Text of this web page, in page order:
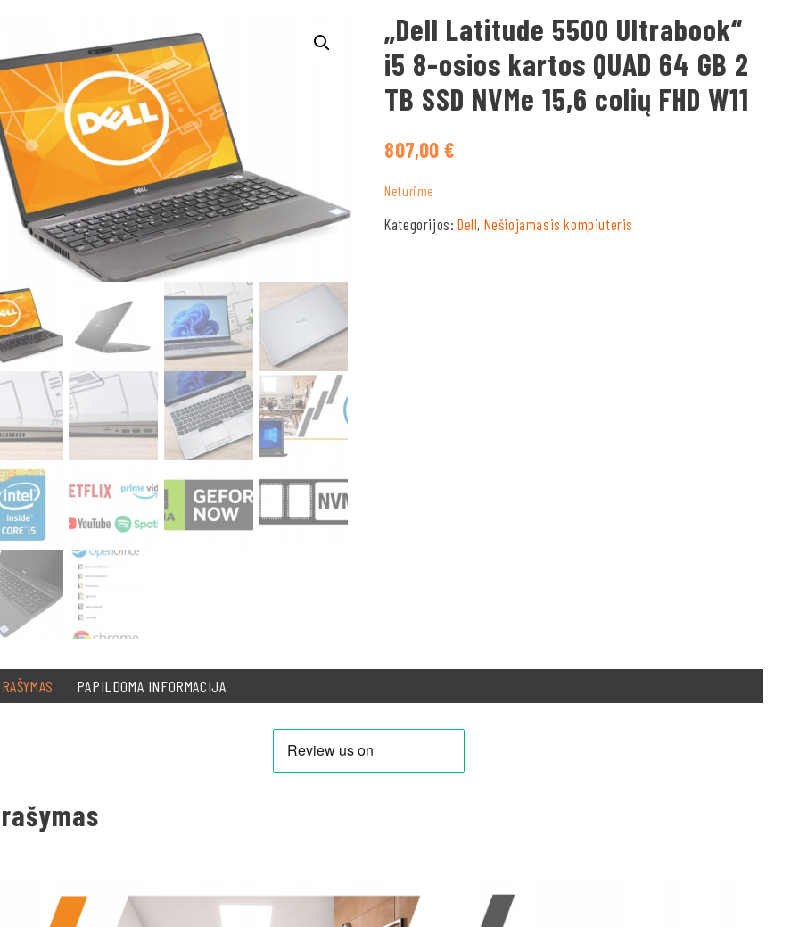
„Dell Latitude 5500 Ultrabook“
i5 8-osios kartos QUAD 64 GB 2
TB SSD NVMe 15,6 colių FHD W11
807,00€
Neturime
Kategorijos: Dell, Nešiojamasis kompiuteris
PAPILDOMA INFORMACIJA